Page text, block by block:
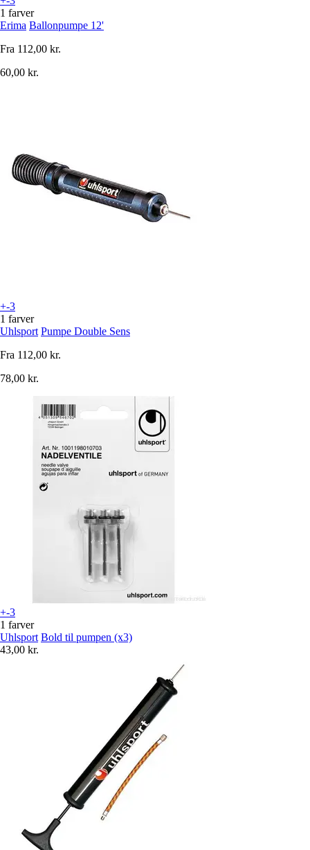
1 farver
Erima Ballonpumpe 12'
Fra 112,00 kr.
60,00 kr.
+-3
1 farver
Uhlsport Pumpe Double Sens
Fra 112,00 kr.
78,00 kr.
+-3
1 farver
Uhlsport Bold til pumpen (x3)
43,00 kr.